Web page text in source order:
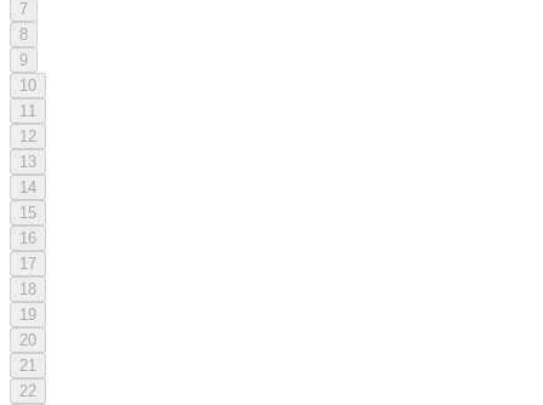
7
8
9
10
11
12
13
14
15
16
17
18
19
20
21
22